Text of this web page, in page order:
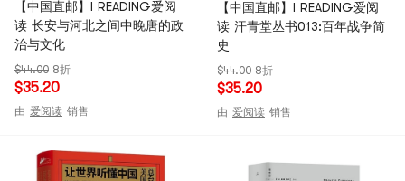
【中国直邮】I READING爱阅
读 长安与河北之间中晚唐的政
治与文化
$44.00 8折
$35.20
由 爱阅读 销售
【中国直邮】I READING爱阅
读 汗青堂丛书013:百年战争简
史
$44.00 8折
$35.20
由 爱阅读 销售